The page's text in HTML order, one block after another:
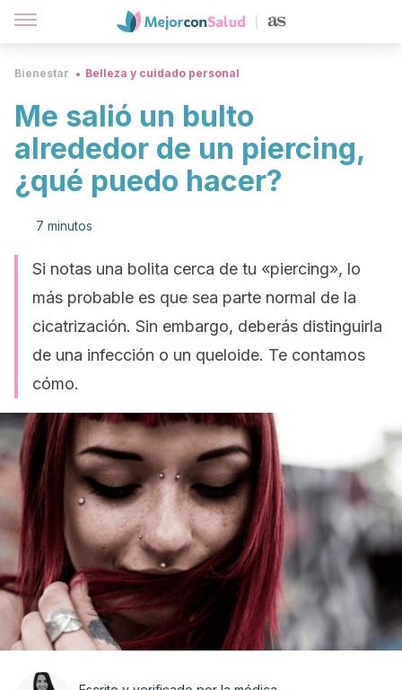
Bienestar Belleza y cuidado personal
Me salió un bulto
alrededor de un piercing,
¿qué puedo hacer?
7 minutos
Si notas una bolita cerca de tu «piercing», lo
más probable es que sea parte normal de la
cicatrización. Sin embargo, deberás distinguirla
de una infección o un queloide. Te contamos
cómo.